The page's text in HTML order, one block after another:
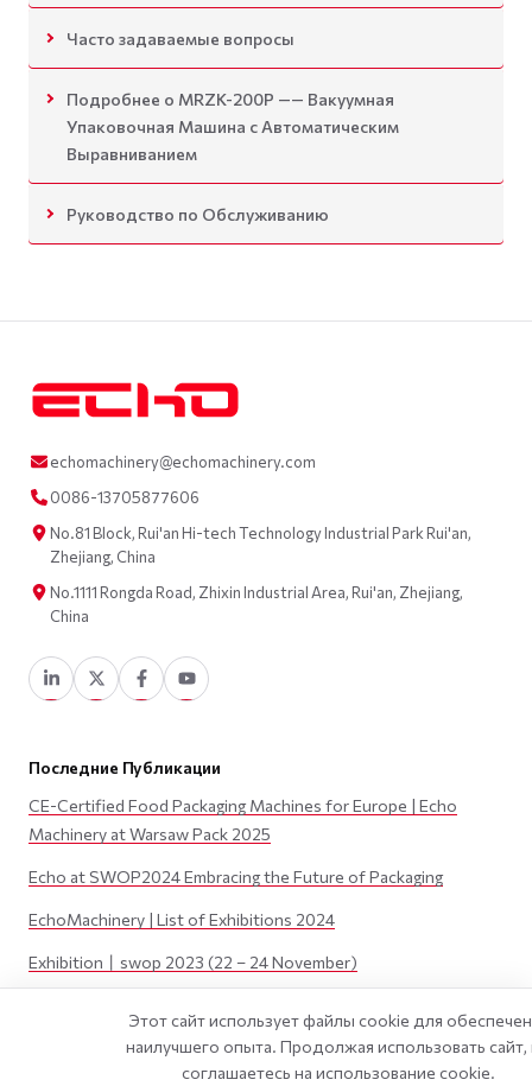
Часто задаваемые вопросы
Подробнее о MRZK-200P —— Вакуумная
Упаковочная Машина с Автоматическим
Выравниванием
Руководство по Обслуживанию
echomachinery@echomachinery.com
0086-13705877606
No.81 Block, Rui'an Hi-tech Technology Industrial Park Rui'an,
Zhejiang, China
No.1111 Rongda Road, Zhixin Industrial Area, Rui'an, Zhejiang,
China
Последние Публикации
CE-Certified Food Packaging Machines for Europe | Echo
Machinery at Warsaw Pack 2025
Echo at SWOP2024 Embracing the Future of Packaging
EchoMachinery | List of Exhibitions 2024
Exhibition丨swop 2023 (22 – 24 November)
Этот сайт использует файлы cookie для
наилучшего опыта. Продолжая использовать сайт,
соглашаетесь на использование cookie.